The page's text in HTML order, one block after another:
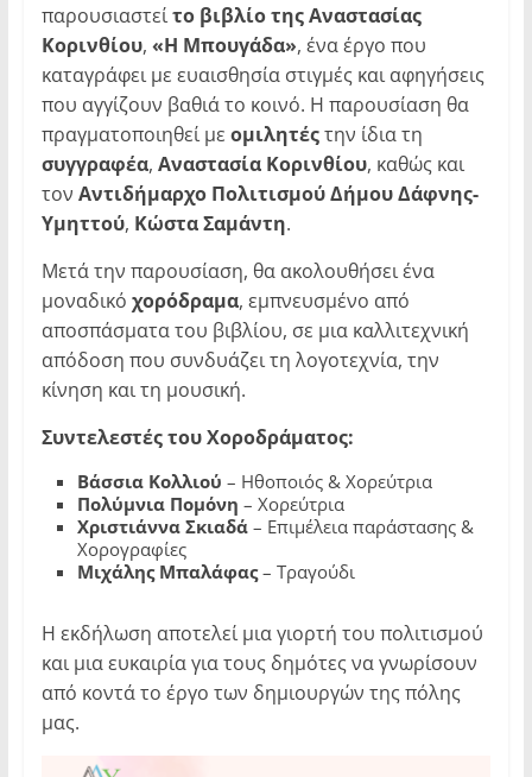
παρουσιαστείτο βιβλίο της Αναστασίας
Κορινθίου, «Η Μπουγάδα», ένα έργο που
καταγράφει με ευαισθησία στιγμές και αφηγήσεις
που αγγίζουν βαθιά το κοινό. Η παρουσίαση θα
πραγματοποιηθεί με ομιλητέςτην ίδια τη
συγγραφέα, Αναστασία Κορινθίου, καθώς και
τον Αντιδήμαρχο Πολιτισμού Δήμου Δάφνης-
Υμηττού, Κώστα Σαμάντη.
Μετά την παρουσίαση, θα ακολουθήσει ένα
μοναδικό χορόδραμα, εμπνευσμένο από
αποσπάσματα του βιβλίου, σε μια καλλιτεχνική
απόδοση που συνδυάζει τη λογοτεχνία, την
κίνηση και τη μουσική.
Συντελεστές του Χοροδράματος:
Βάσσια Κολλιού – Ηθοποιός & Χορεύτρια
Πολύμνια Πομόνη – Χορεύτρια
Χριστιάννα Σκιαδά– Επιμέλεια παράστασης &
Χορογραφίες
Μιχάλης Μπαλάφας– Τραγούδι
Η εκδήλωση αποτελεί μια γιορτή του πολιτισμού
και μια ευκαιρία για τους δημότες να γνωρίσουν
από κοντά το έργο των δημιουργών της πόλης
μας.